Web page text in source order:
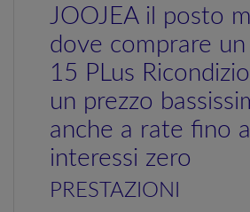
JOOJEA il posto
dove comprare
15 PLus
un prezzo
anche a rate fino
interessi zero
PRESTAZIONI